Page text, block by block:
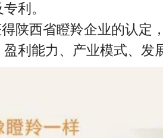
利。
西省瞪羚企业的认定
利能力、产业模式、发